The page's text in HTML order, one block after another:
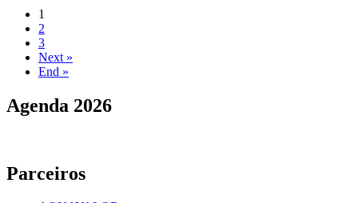
1
2
3
Next »
End »
Agenda 2026
Parceiros